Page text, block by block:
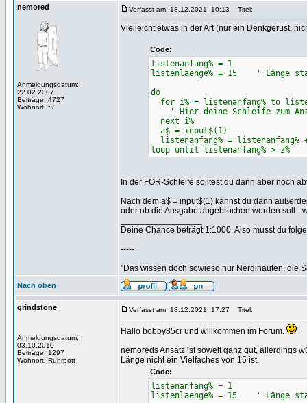
nemored
Anmeldungsdatum:
22.02.2007
Beiträge: 4727
Wohnort: ~/
Verfasst am: 18.12.2021, 10:13 Titel:
Vielleicht etwas in der Art (nur ein Denkgerüst,
Code:
listenanfang% = 1
listenlaenge% = 15 ' Länge
do
for i% = listenanfang% to
' Hier deine Schleife zum
next i%
a$ = input$(1)
listenanfang% =
loop until listenanfang% > z%
In der FOR-Schleife solltest du dann aber noch
Nach dem a$ = input$(1) kannst du dann
oder ob die Ausgabe abgebrochen werden soll -
Deine Chance beträgt 1:1000. Also musst du
-----
"Das wissen doch sowieso nur Nerdinauten, die
Nach oben
grindstone
Anmeldungsdatum:
03.10.2010
Beiträge: 1297
Wohnort: Ruhrpott
Verfasst am: 18.12.2021, 17:27 Titel:
Hallo bobby85cr und willkommen im Forum.
nemoreds Ansatz ist soweit ganz gut, allerdings
Länge nicht ein Vielfaches von 15 ist.
Code:
listenanfang% = 1
listenlaenge% = 15 ' Länge